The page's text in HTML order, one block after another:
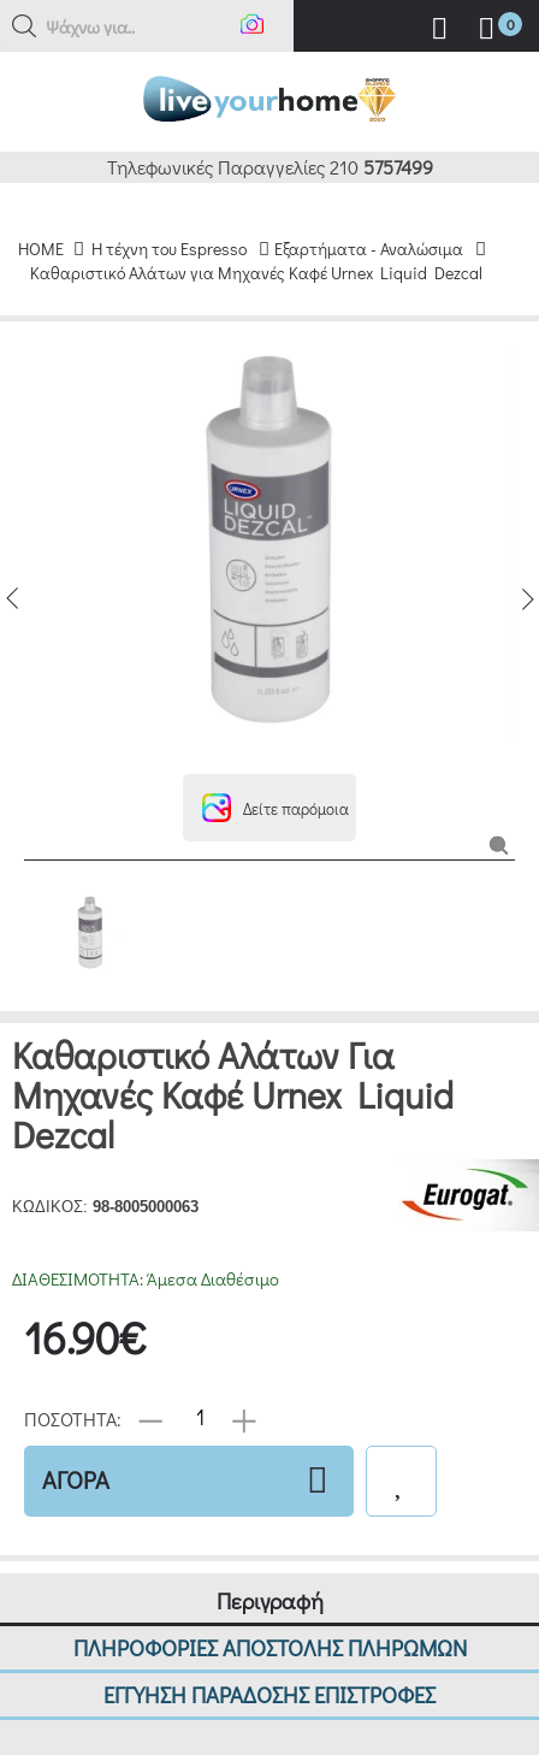
Ψάχνω για... 0
Τηλεφωνικές Παραγγελίες 210 5757499
HOME H τέχνη του Espresso
Εξαρτήματα - Αναλώσιμα
Καθαριστικό Αλάτων για Μηχανές Καφέ Urnex Liquid Dezcal
Δείτε παρόμοια
Καθαριστικό Αλάτων Για
Μηχανές Καφέ Urnex Liquid
Dezcal
ΚΩΔΙΚΟΣ: 98-8005000063
ΔΙΑΘΕΣΙΜΟΤΗΤΑ:Άμεσα Διαθέσιμο
16.90€
ΠΟΣΟΤΗΤΑ:
ΑΓΟΡΑ
Περιγραφή
ΠΛΗΡΟΦΟΡΙΕΣ ΑΠΟΣΤΟΛΗΣ ΠΛΗΡΩΜΩΝ
ΕΓΓΥΗΣΗ ΠΑΡΑΔΟΣΗΣ ΕΠΙΣΤΡΟΦΕΣ